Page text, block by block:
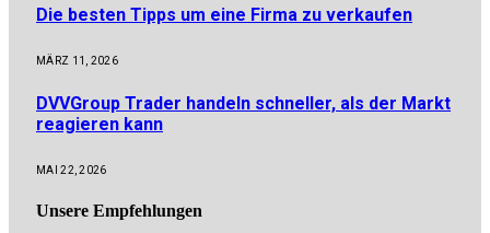
Die besten Tipps um eine Firma zu verkaufen
MÄRZ 11, 2026
DVVGroup Trader handeln schneller, als der Markt
reagieren kann
MAI 22, 2026
Unsere Empfehlungen